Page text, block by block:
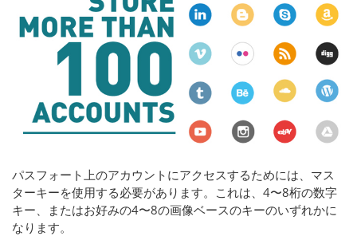
パスフォート上のアカウントにアクセスするためには、マス
ターキーを使用する必要があります。これは、4〜8桁の数字
キー、またはお好みの4〜8の画像ベースのキーのいずれかに
なります。